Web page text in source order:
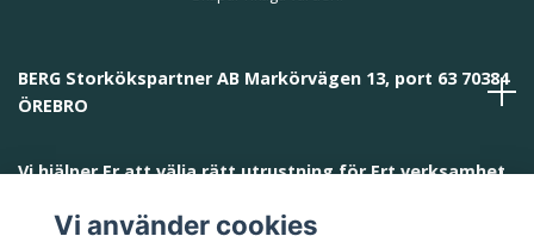
BERG Storkökspartner AB Markörvägen 13, port 63 70384
ÖREBRO
Vi hjälper Er att välja rätt utrustning för Ert verksamhet
Vi använder cookies